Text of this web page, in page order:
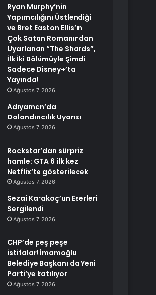
Ryan Murphy’nin
Yapımcılığını Üstlendiği
ve Bret Easton Ellis’ın
Çok Satan Romanından
Uyarlanan “The Shards”,
İlk İki Bölümüyle Şimdi
Sadece Disney+’ta
Yayında!
Ağustos 7, 2026
Adıyaman’da
Dolandırıcılık Uyarısı
Ağustos 7, 2026
Rockstar’dan sürpriz
hamle: GTA 6 ilk kez
Netflix’te gösterilecek
Ağustos 7, 2026
Sezai Karakoç’un Eserleri
Sergilendi
Ağustos 7, 2026
CHP’de peş peşe
istifalar! İmamoğlu
Belediye Başkanı da Yeni
Parti’ye katılıyor
Ağustos 7, 2026